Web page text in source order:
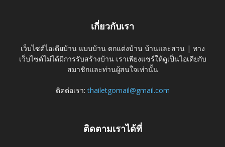
เกี่ยวกับเรา
เว็บไซต์ไอเดียบ้าน แบบบ้าน ตกแต่งบ้าน บ้านและสวน | ทาง
เว็บไซต์ไม่ได้มีการรับสร้างบ้าน เราเพียงแชร์ให้ดูเป็นไอเดียกับ
สมาชิกและท่านผู้สนใจเท่านั้น
ติดต่อเรา:thailetgomail@gmail.com
ติดตามเราได้ที่